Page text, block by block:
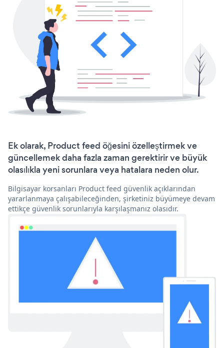
Ek olarak, Product feed öğesini özelleştirmek ve
güncellemek daha fazla zaman gerektirir ve büyük
olasılıkla yeni sorunlara veya hatalara neden olur.
Bilgisayar korsanları Product feed güvenlik açıklarından
yararlanmaya çalışabileceğinden, şirketiniz büyümeye devam
ettikçe güvenlik sorunlarıyla karşılaşmanız olasıdır.